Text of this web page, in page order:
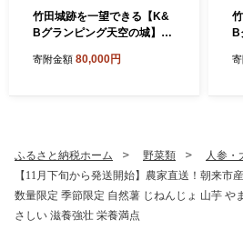
竹田城跡を一望できる【K&
Bグランピング天空の城】素
寄附金額 80,000円
B
ふるさと納税ホーム 野菜類
人参・
【11月下旬から発送開始】農家直送！朝来市
数量限定 季節限定 自然薯 じねんじょ 山芋 や
さしい 滋養強壮 栄養満点